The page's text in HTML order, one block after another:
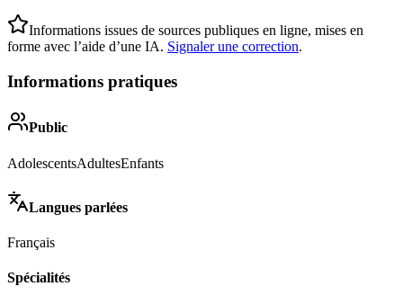
Informations issues de sources publiques en ligne, mises en
forme avec l’aide d’une IA. Signaler une correction.
Informations pratiques
Public
AdolescentsAdultesEnfants
Langues parlées
Français
Spécialités